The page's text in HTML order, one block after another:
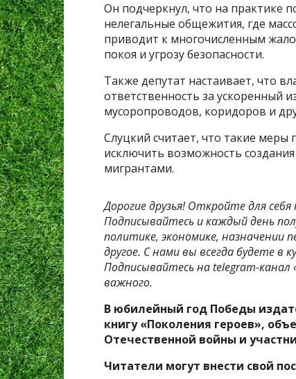
Он подчеркнул, что на практике
нелегальные общежития, где
приводит к многочисленным
покоя и угрозу безопасности.
Также депутат настаивает, что
ответственность за
мусоропроводов, коридоров и
Слуцкий считает, что такие
исключить возможность
мигрантами.
Дорогие друзья! Откройте для
Подписывайтесь и каждый день
политике, экономике, назначении
другое. С нами вы всегда будете в
Подписывайтесь на telegram-
важного.
В юбилейный год Победы
книгу «Поколения героев»,
Отечественной войны и
Читатели могут внести свой